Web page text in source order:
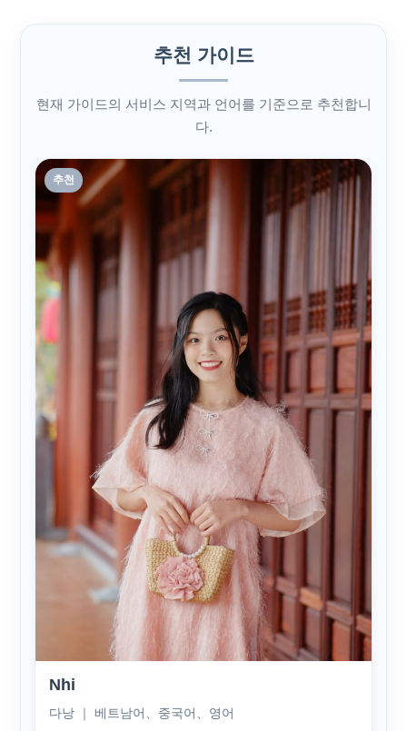
추천 가이드
현재 가이드의 서비스 지역과 언어를 기준으로 추천합니
다.
추천
Nhi
다낭 ｜ 베트남어、중국어、영어